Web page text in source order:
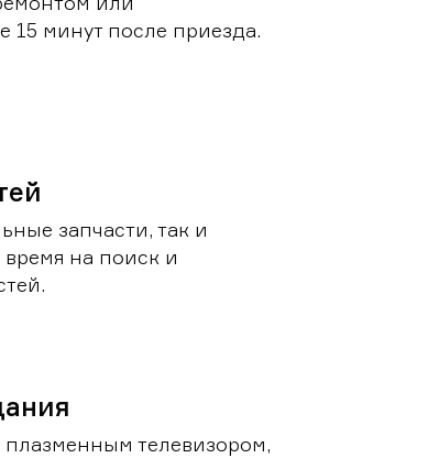
15 минут после приезда.
запчасти, так и
на поиск и
телевизором,